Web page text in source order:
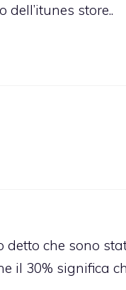
store..
detto che sono
il 30% significa